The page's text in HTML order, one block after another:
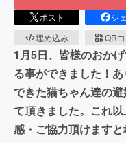
ポスト シ
埋め込み
QR
1月5日、皆様のおか
る事ができました！
できた猫ちゃん達の
て頂きました。これ
感・ご協力頂けます